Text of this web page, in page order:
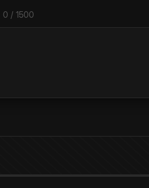
0 / 1500